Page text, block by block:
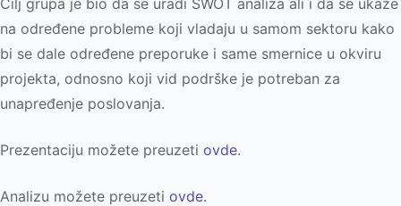
Cilј grupa je bio da se uradi SWOT analiza ali i da se ukaže
na određene probleme koji vladaju u samom sektoru kako
bi se dale određene preporuke i same smernice u okviru
projekta, odnosno koji vid podrške je potreban za
unapređenje poslovanja.
Prezentaciju možete preuzeti ovde.
Analizu možete preuzeti ovde.